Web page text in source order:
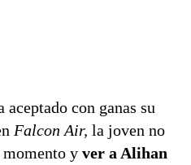
aceptado con ganas su
Falcon Air, la joven no
momento y ver a Alihan